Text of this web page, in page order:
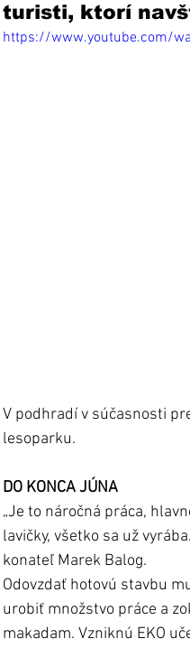
turisti, ktorí
https://www.youtube.com/
V podhradí v súčasnosti
lesoparku.
DO KONCA JÚNA
„Je to náročná práca,
lavičky, všetko sa už
konateľ Marek Balog.
Odovzdať hotovú stavbu
urobiť množstvo práce a
makadam. Vzniknú EKO